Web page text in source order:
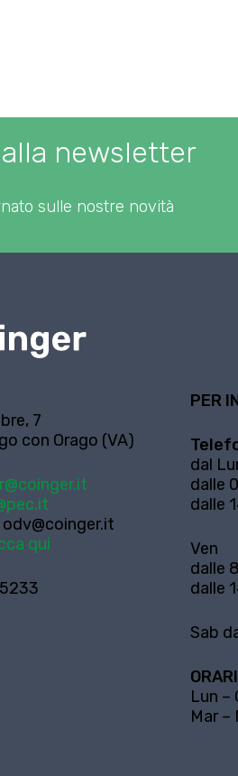
newsletter
sulle nostre novità
7
con Orago (VA)
odv@coinger.it
qui
PER
dal
dalle
dalle
Ven
dalle
dalle
Sab
Lun –
Mar –